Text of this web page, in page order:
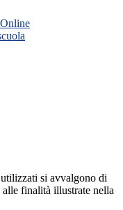
si avvalgono di
finalità illustrate nella